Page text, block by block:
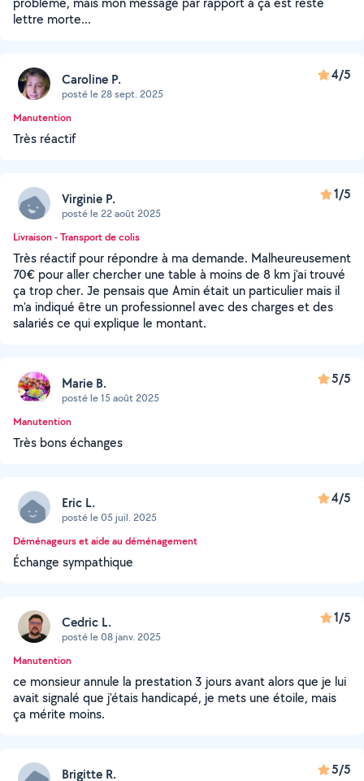
lettre morte...
Caroline P.
posté le 28 sept. 2025
4/5
Manutention
Très réactif
Virginie P.
posté le 22 août 2025
1/5
Livraison - Transport de colis
Très réactif pour répondre à ma demande. Malheureusement
70€ pour aller chercher une table à moins de 8 km j'ai trouvé
ça trop cher. Je pensais que Amin était un particulier mais il
m'a indiqué être un professionnel avec des charges et des
salariés ce qui explique le montant.
Marie B.
posté le 15 août 2025
5/5
Manutention
Très bons échanges
Eric L.
posté le 05 juil. 2025
4/5
Déménageurs et aide au déménagement
Échange sympathique
Cedric L.
posté le 08 janv. 2025
1/5
Manutention
ce monsieur annule la prestation 3 jours avant alors que je lui
avait signalé que j'étais handicapé, je mets une étoile, mais
ça mérite moins.
Brigitte R. 5/5